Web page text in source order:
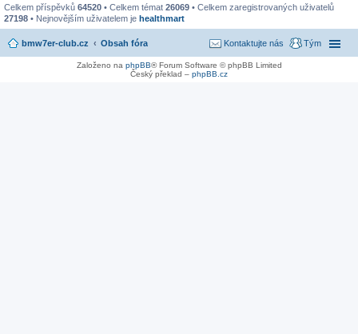
Celkem příspěvků 64520 • Celkem témat 26069 • Celkem zaregistrovaných uživatelů
27198 • Nejnovějším uživatelem je healthmart
bmw7er-club.cz Obsah fóra Tým
Kontaktujte nás
Založeno na phpBB® Forum Software © phpBB Limited
Český překlad – phpBB.cz